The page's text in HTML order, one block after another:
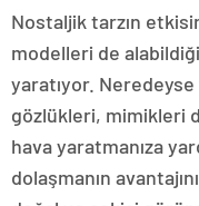
Nostaljik tarzın
modelleri de
yaratıyor.
gözlükleri, mimikleri
hava yaratmanıza
dolaşmanın